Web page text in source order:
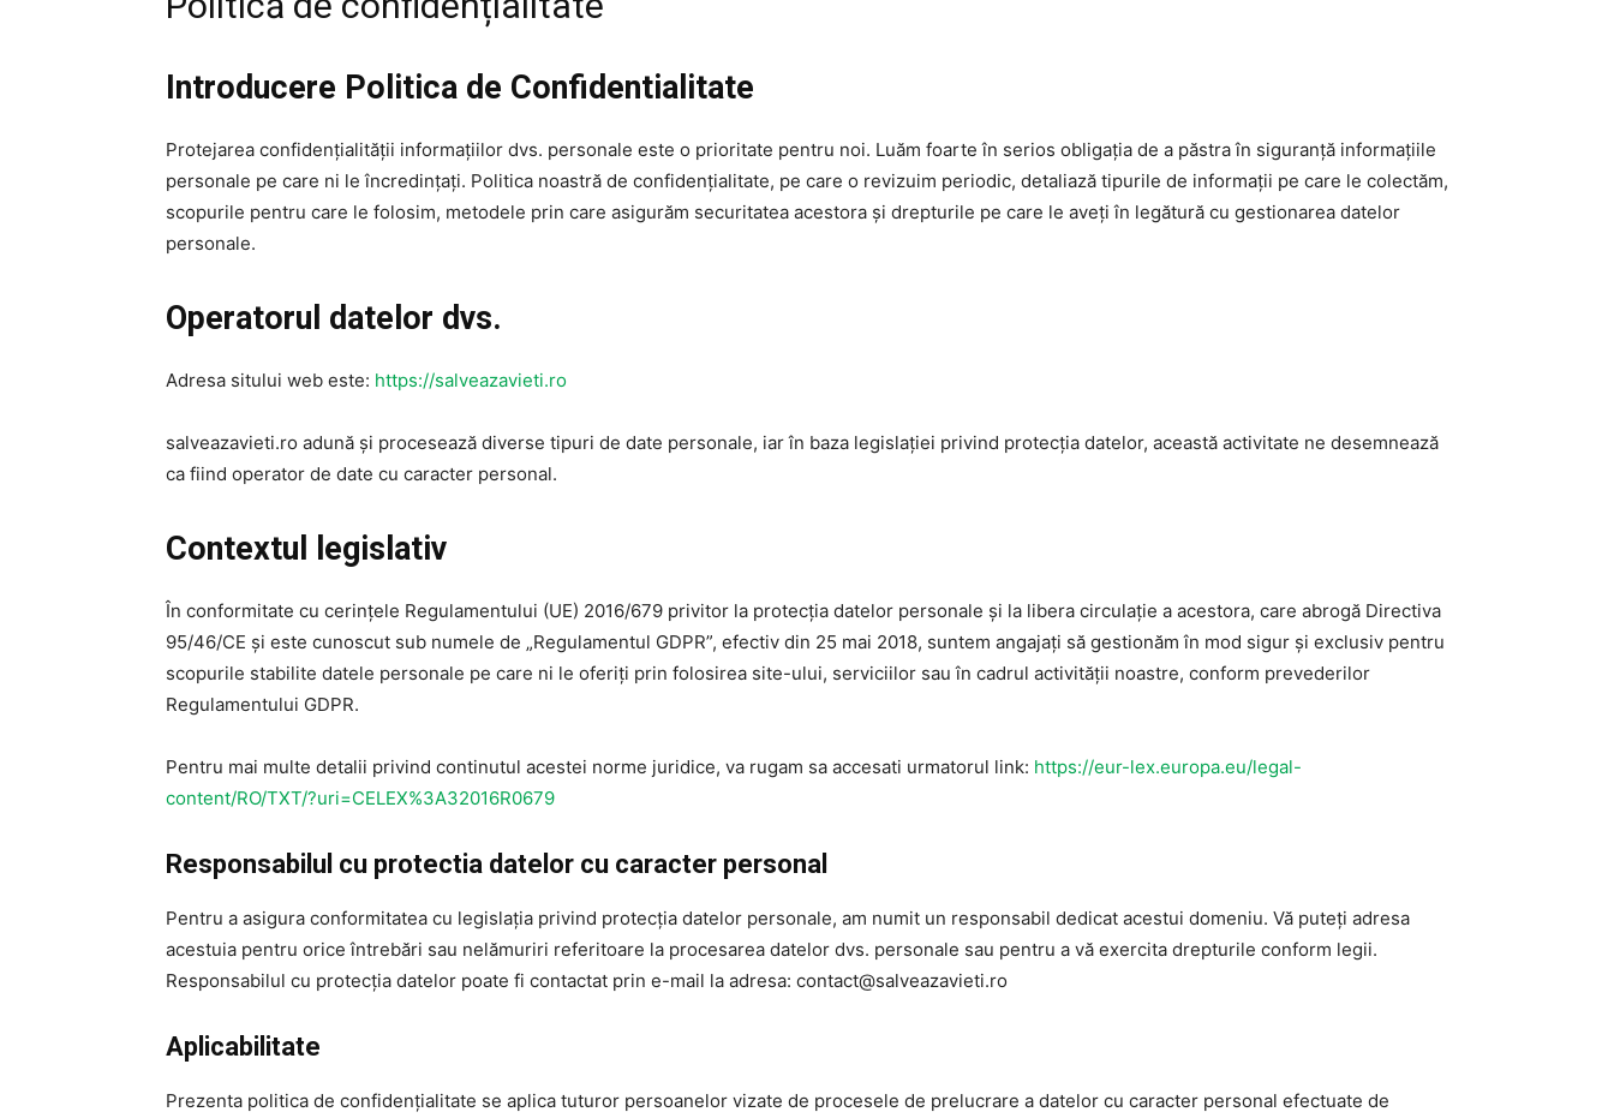
Introducere Politica de Confidentialitate
Protejarea confidențialității informațiilor dvs. personale este o prioritate pentru noi. Luăm foarte în serios obligația de a păstra în siguranță informațiile
personale pe care ni le încredințați. Politica noastră de confidențialitate, pe care o revizuim periodic, detaliază tipurile de informații pe care le colectăm,
scopurile pentru care le folosim, metodele prin care asigurăm securitatea acestora și drepturile pe care le aveți în legătură cu gestionarea datelor
personale.
Operatorul datelor dvs.
Adresa sitului web este: https://salveazavieti.ro
salveazavieti.ro adună și procesează diverse tipuri de date personale, iar în baza legislației privind protecția datelor, această activitate ne desemnează
ca fiind operator de date cu caracter personal.
Contextul legislativ
În conformitate cu cerințele Regulamentului (UE) 2016/679 privitor la protecția datelor personale și la libera circulație a acestora, care abrogă Directiva
95/46/CE și este cunoscut sub numele de „Regulamentul GDPR”, efectiv din 25 mai 2018, suntem angajați să gestionăm în mod sigur și exclusiv pentru
scopurile stabilite datele personale pe care ni le oferiți prin folosirea site-ului, serviciilor sau în cadrul activității noastre, conform prevederilor
Regulamentului GDPR.
Pentru mai multe detalii privind continutul acestei norme juridice, va rugam sa accesati urmatorul link: https://eur-lex.europa.eu/legal-
content/RO/TXT/?uri=CELEX%3A32016R0679
Responsabilul cu protectia datelor cu caracter personal
Pentru a asigura conformitatea cu legislația privind protecția datelor personale, am numit un responsabil dedicat acestui domeniu. Vă puteți adresa
acestuia pentru orice întrebări sau nelămuriri referitoare la procesarea datelor dvs. personale sau pentru a vă exercita drepturile conform legii.
Responsabilul cu protecția datelor poate fi contactat prin e-mail la adresa: contact@salveazavieti.ro
Aplicabilitate
Prezenta politica de confidențialitate se aplica tuturor persoanelor vizate de procesele de prelucrare a datelor cu caracter personal efectuate de